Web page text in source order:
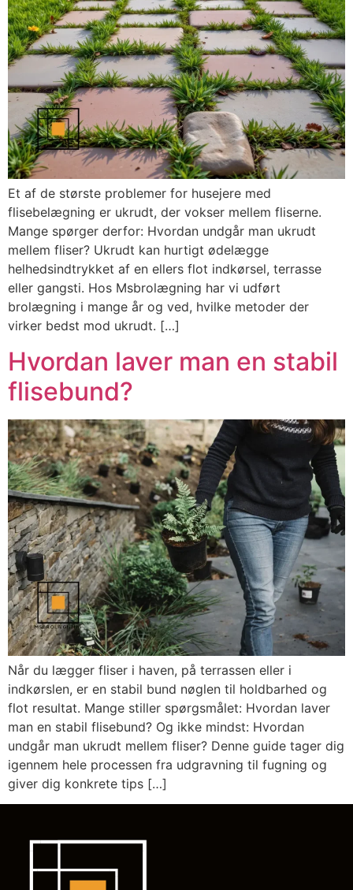
Et af de største problemer for husejere med
flisebelægning er ukrudt, der vokser mellem fliserne.
Mange spørger derfor: Hvordan undgår man ukrudt
mellem fliser? Ukrudt kan hurtigt ødelægge
helhedsindtrykket af en ellers flot indkørsel, terrasse
eller gangsti. Hos Msbrolægning har vi udført
brolægning i mange år og ved, hvilke metoder der
virker bedst mod ukrudt. […]
Hvordan laver man en stabil
flisebund?
Når du lægger fliser i haven, på terrassen eller i
indkørslen, er en stabil bund nøglen til holdbarhed og
flot resultat. Mange stiller spørgsmålet: Hvordan laver
man en stabil flisebund? Og ikke mindst: Hvordan
undgår man ukrudt mellem fliser? Denne guide tager dig
igennem hele processen fra udgravning til fugning og
giver dig konkrete tips […]